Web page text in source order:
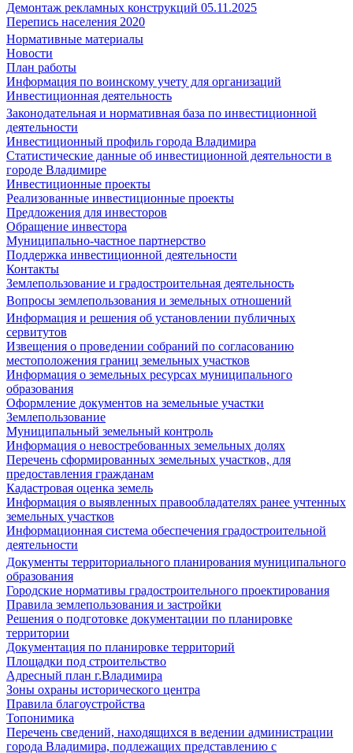
Демонтаж рекламных конструкций 05.11.2025
Перепись населения 2020
Нормативные материалы
Новости
План работы
Информация по воинскому учету для организаций
Инвестиционная деятельность
Законодательная и нормативная база по инвестиционной
деятельности
Инвестиционный профиль города Владимира
Статистические данные об инвестиционной деятельности в
городе Владимире
Инвестиционные проекты
Реализованные инвестиционные проекты
Предложения для инвесторов
Обращение инвестора
Муниципально-частное партнерство
Поддержка инвестиционной деятельности
Контакты
Землепользование и градостроительная деятельность
Вопросы землепользования и земельных отношений
Информация и решения об установлении публичных
сервитутов
Извещения о проведении собраний по согласованию
местоположения границ земельных участков
Информация о земельных ресурсах муниципального
образования
Оформление документов на земельные участки
Землепользование
Муниципальный земельный контроль
Информация о невостребованных земельных долях
Перечень сформированных земельных участков, для
предоставления гражданам
Кадастровая оценка земель
Информация о выявленных правообладателях ранее учтенных
земельных участков
Информационная система обеспечения градостроительной
деятельности
Документы территориального планирования муниципального
образования
Городские нормативы градостроительного проектирования
Правила землепользования и застройки
Решения о подготовке документации по планировке
территории
Документация по планировке территорий
Площадки под строительство
Адресный план г.Владимира
Зоны охраны исторического центра
Правила благоустройства
Топонимика
Перечень сведений, находящихся в ведении администрации
города Владимира, подлежащих представлению с